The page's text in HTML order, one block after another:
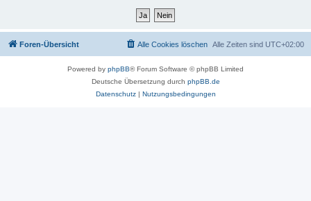
Foren-Übersicht Alle Zeiten sind UTC+02:00
Alle Cookies löschen
Powered by phpBB® Forum Software © phpBB Limited
Deutsche Übersetzung durch phpBB.de
Datenschutz| Nutzungsbedingungen